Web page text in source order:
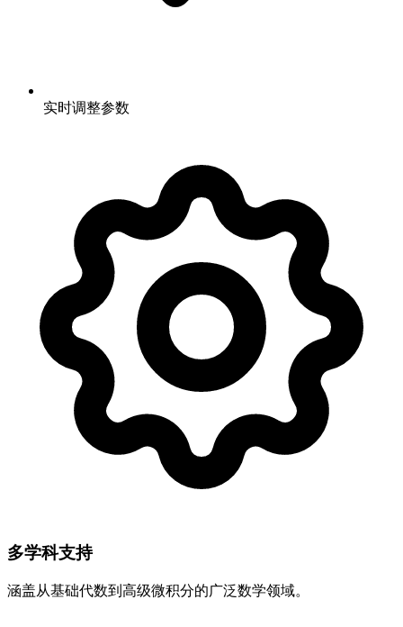
实时调整参数
多学科支持
涵盖从基础代数到高级微积分的广泛数学领域。